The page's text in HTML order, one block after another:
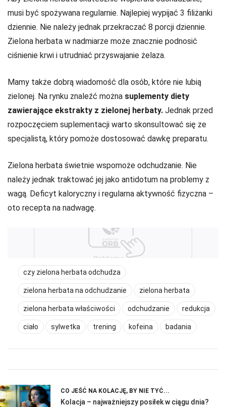
musi być spożywana regularnie. Najlepiej wypijać 3 filiżanki
dziennie. Nie należy jednak przekraczać 8 porcji dziennie.
Zielona herbata w nadmiarze może znacznie podnosić
ciśnienie krwi i utrudniać przyswajanie żelaza.
Mamy także dobrą wiadomość dla osób, które nie lubią
zielonej. Na rynku znaleźć można suplementy diety
zawierające ekstrakty z zielonej herbaty. Jednak przed
rozpoczęciem suplementacji warto skonsultować się ze
specjalistą, który pomoże dostosować dawkę preparatu.
Zielona herbata świetnie wspomoże odchudzanie. Nie
należy jednak traktować jej jako antidotum na problemy z
wagą. Deficyt kaloryczny i regularna aktywność fizyczna –
oto recepta na nadwagę.
czy zielona herbata odchudza
zielona herbata na odchudzanie zielona herbata
zielona herbata właściwości odchudzanie redukcja
ciało sylwetka trening kofeina badania
CO JEŚĆ NA KOLACJĘ, BY NIE TYĆ...
Kolacja – najważniejszy posiłek w ciągu dnia?